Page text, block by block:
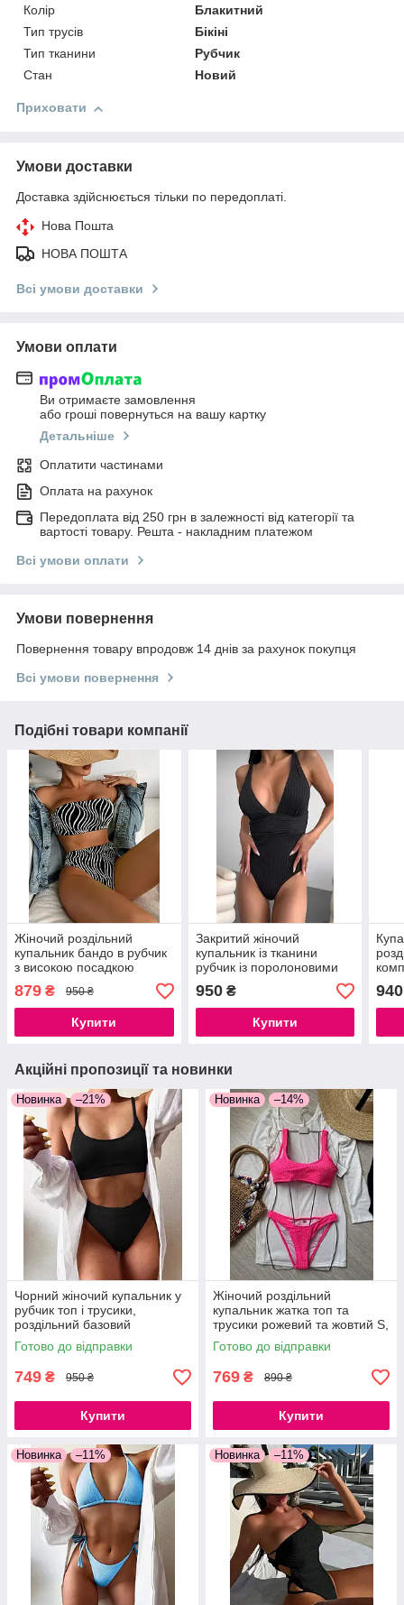
Колір
Блакитний
Тип трусів
Бікіні
Тип тканини
Рубчик
Стан
Новий
Приховати
Умови доставки
Доставка здійснюється тільки по передоплаті.
Нова Пошта
НОВА ПОШТА
Всі умови доставки
Умови оплати
Ви отримаєте замовлення
або гроші повернуться на вашу картку
Детальніше
Оплатити частинами
Оплата на рахунок
Передоплата від 250 грн в залежності від категорії та
вартості товару. Решта - накладним платежом
Всі умови оплати
Умови повернення
Повернення товару впродовж 14 днів за рахунок покупця
Всі умови повернення
Подібні товари компанії
Жіночий роздільний
купальник бандо в рубчик
з високою посадкою
чорно-білий принт зебра
S, M
879 ₴ 950 ₴
Купити
Закритий жіночий
купальник із тканини
рубчик із поролоновими
чашками — чорний, S, M,
L
950₴
Купити
940
Акційні пропозиції та новинки
Новинка –21%
Чорний жіночий купальник у
рубчик топ і трусики,
роздільний базовий
купальник S, M
Готово до відправки
749 ₴ 950 ₴
Купити
Новинка –14%
Жіночий роздільний
купальник жатка топ та
трусики рожевий та жовтий S,
M, L
Готово до відправки
769 ₴ 890 ₴
Купити
Новинка –11% Новинка –11%